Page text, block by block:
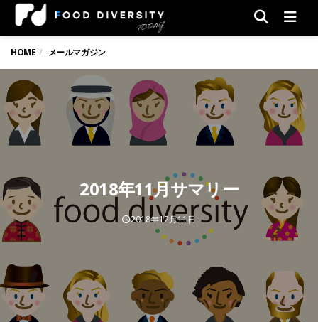
HOME メールマガジン
2018年11月サマリー
2018年12月11日